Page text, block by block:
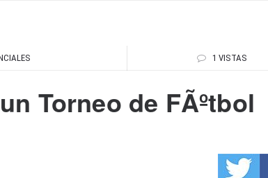
1 VISTAS
Torneo de FÃºtbol